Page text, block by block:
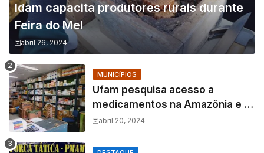
Idam capacita produtores rurais durante
Feira do Mel
abril 26, 2024
MUNICÍPIOS
Ufam pesquisa acesso a
medicamentos na Amazônia e o
fator amazônico sobre a
abril 20, 2024